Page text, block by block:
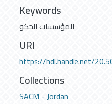
Keywords
المؤسسات الحكو
URI
https://hdl.handle.net/
Collections
SACM - Jordan